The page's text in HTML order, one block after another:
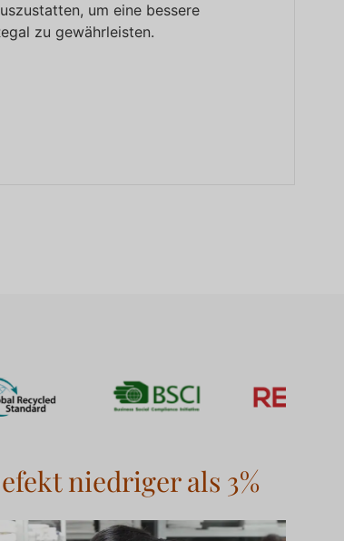
um eine bessere
zu gewährleisten.
niedriger als 3%